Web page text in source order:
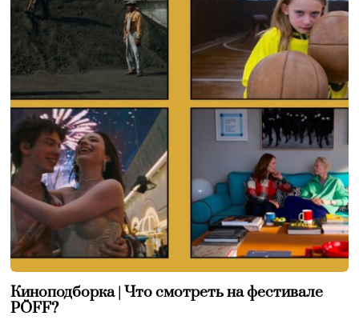
Киноподборка | Что смотреть на фестивале
PÖFF?